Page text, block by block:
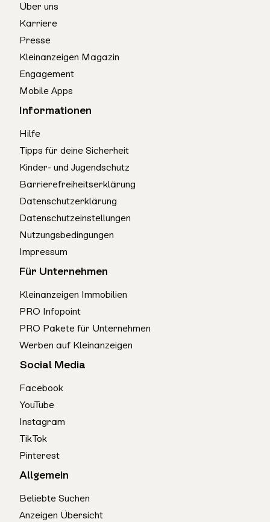
Über uns
Karriere
Presse
Kleinanzeigen Magazin
Engagement
Mobile Apps
Informationen
Hilfe
Tipps für deine Sicherheit
Kinder- und Jugendschutz
Barrierefreiheitserklärung
Datenschutzerklärung
Datenschutzeinstellungen
Nutzungsbedingungen
Impressum
Für Unternehmen
Kleinanzeigen Immobilien
PRO Infopoint
PRO Pakete für Unternehmen
Werben auf Kleinanzeigen
Social Media
Facebook
YouTube
Instagram
TikTok
Pinterest
Allgemein
Beliebte Suchen
Anzeigen Übersicht